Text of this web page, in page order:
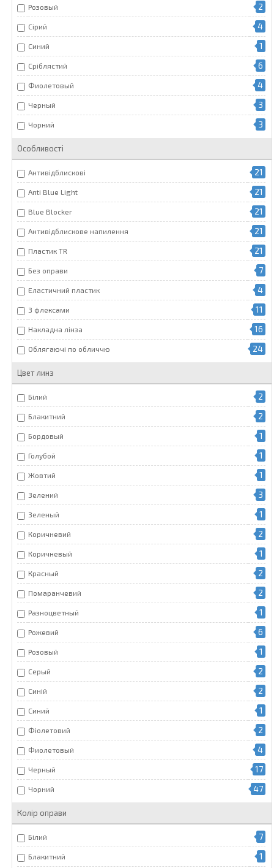
Розовый 2
Сірий 4
Синий 1
Сріблястий 6
Фиолетовый 4
Черный 3
Чорний 3
Особливості
Антивідблискові 21
Anti Blue Light 21
Blue Blocker 21
Антивідблискове напилення 21
Пластик TR 21
Без оправи 7
Еластичний пластик 4
З флексами 11
Накладна лінза 16
Облягаючі по обличчю 24
Цвет линз
Білий 2
Блакитний 2
Бордовый 1
Голубой 1
Жовтий 1
Зелений 3
Зеленый 1
Коричневий 2
Коричневый 1
Красный 2
Помаранчевий 2
Разноцветный 1
Рожевий 6
Розовый 1
Серый 2
Синій 2
Синий 1
Фіолетовий 2
Фиолетовый 4
Черный 17
Чорний 47
Колір оправи
Білий 7
Блакитний 1